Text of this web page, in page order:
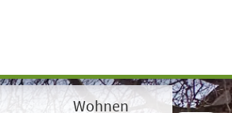
Wohnen